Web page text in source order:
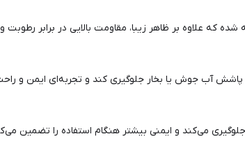
که علاوه بر ظاهر زیبا، مقاومت بالایی در برابر رطوبت
آب جوش یا بخار جلوگیری کند و تجربه‌ای ایمن و راحت
می‌کند و ایمنی بیشتر هنگام استفاده را تضمین